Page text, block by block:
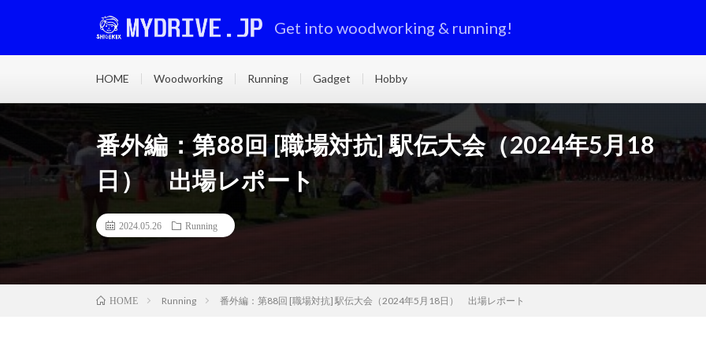
Get into woodworking & running!
HOME Woodworking Running Gadget Hobby
番外編：第88回 [職場対抗] 駅伝大会（2024年5月18
日） 出場レポート
2024.05.26 Running
HOME Running 番外編：第88回 [職場対抗] 駅伝大会（2024年5月18日） 出場レポート